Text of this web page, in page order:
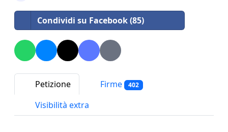
Condividi su Facebook (85)
Petizione Firme 402
Visibilità extra